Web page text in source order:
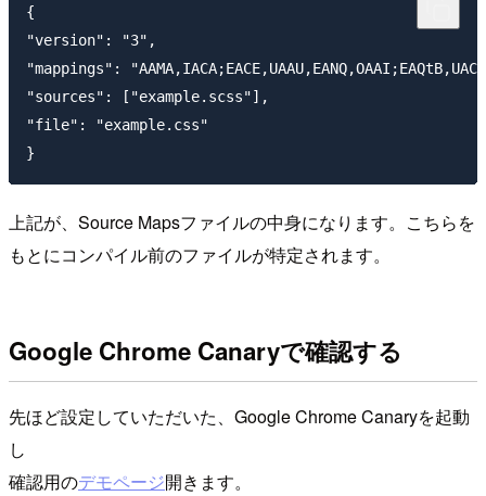
{
"version": "3",
"mappings":
"sources": ["example.scss"],
"file": "example.css"
上記が、Source Mapsファイルの中身になります。こちらを
もとにコンパイル前のファイルが特定されます。
Google Chrome Canaryで確認する
先ほど設定していただいた、Google Chrome Canaryを起動
し
確認用のデモページ開きます。